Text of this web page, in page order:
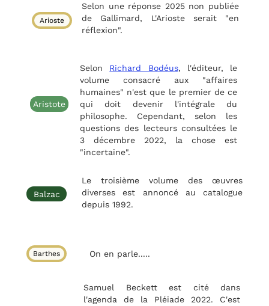
Arioste
Selon une réponse 2025 non publiée
de Gallimard, L'Arioste serait "en
réflexion".
Selon Richard Bodéus, l'éditeur, le
volume consacré aux "affaires
humaines" n'est que le premier de ce
qui doit devenir l'intégrale du
philosophe. Cependant, selon les
questions des lecteurs consultées le
3 décembre 2022, la chose est
"incertaine".
Aristote
Le troisième volume des œuvres
diverses est annoncé au catalogue
depuis 1992.
Balzac
Barthes On en parle.....
Samuel Beckett est cité dans
l'agenda de la Pléiade 2022. C'est